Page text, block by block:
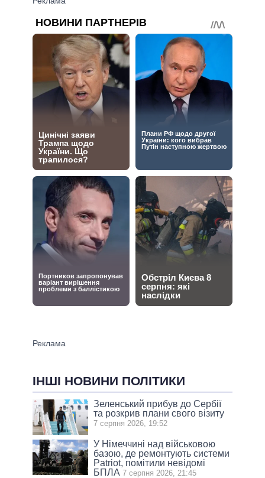
ІНШІ НОВИНИ ПОЛІТИКИ
Зеленський прибув до Сербії
та розкрив плани свого візиту
7 серпня 2026, 19:52
У Німеччині над військовою
базою, де ремонтують системи
Patriot, помітили невідомі
БПЛА 7 серпня 2026, 21:45